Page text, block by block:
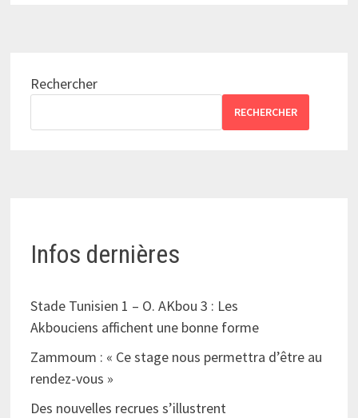
Rechercher
RECHERCHER
Infos dernières
Stade Tunisien 1 – O. AKbou 3 : Les
Akbouciens affichent une bonne forme
Zammoum : « Ce stage nous permettra d’être au
rendez-vous »
Des nouvelles recrues s’illustrent